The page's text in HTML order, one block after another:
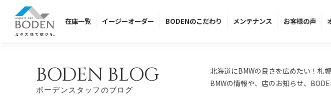
在庫一覧 イージーオーダー BODENのこだわり メンテナンス お客様の声
BODEN BLOG
ボーデンスタッフのブログ
北海道にBMWの良さを広めたい！札
BMWの情報や、店のお知らせ、